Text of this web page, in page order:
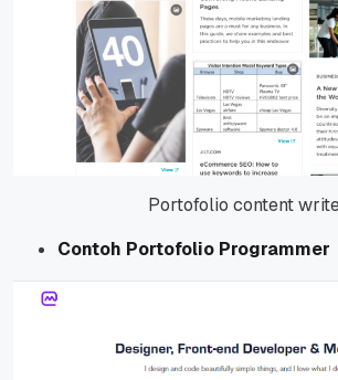
Portofolio content
Contoh Portofolio Programmer